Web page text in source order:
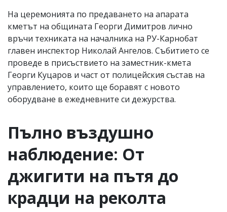
На церемонията по предаването на апарата
кметът на общината Георги Димитров лично
връчи техниката на началника на РУ-Карнобат
главен инспектор Николай Ангелов. Събитието се
проведе в присъствието на заместник-кмета
Георги Куцаров и част от полицейския състав на
управлението, които ще боравят с новото
оборудване в ежедневните си дежурства.
Пълно въздушно
наблюдение: От
джигити на пътя до
крадци на реколта